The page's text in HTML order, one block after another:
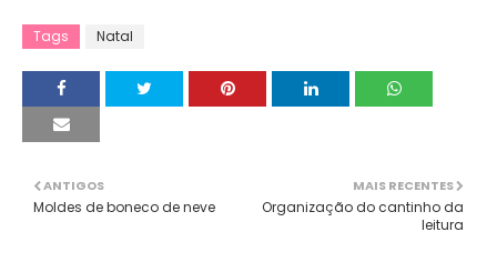
Tags Natal
MAIS RECENTES
Organização do cantinho da
leitura
ANTIGOS
Moldes de boneco de neve